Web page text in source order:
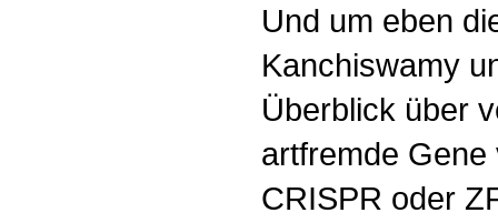
Und um eben
Kanchiswamy
Überblick über
artfremde
CRISPR oder